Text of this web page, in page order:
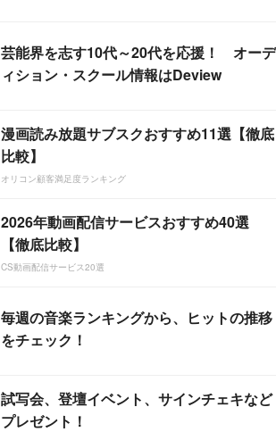
芸能界を志す10代～20代を応援！ オーデ
ィション・スクール情報はDeview
漫画読み放題サブスクおすすめ11選【徹底
比較】
オリコン顧客満足度ランキング
2026年動画配信サービスおすすめ40選
【徹底比較】
CS動画配信サービス20選
毎週の音楽ランキングから、ヒットの推移
をチェック！
試写会、登壇イベント、サインチェキなど
プレゼント！